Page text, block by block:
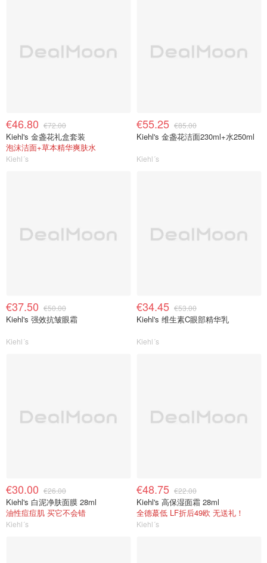
€46.80 €72.00
Kiehl's 金盏花礼盒套装
泡沫洁面+草本精华爽肤水
Kiehl´s
€55.25 €85.00
Kiehl's 金盏花洁面230ml+水250ml
Kiehl´s
€37.50 €50.00
Kiehl's 强效抗皱眼霜
Kiehl´s
€34.45 €53.00
Kiehl's 维生素C眼部精华乳
Kiehl´s
€30.00 €26.00
Kiehl's 白泥净肤面膜 28ml
油性痘痘肌 买它不会错
Kiehl´s
€48.75 €22.00
Kiehl's 高保湿面霜 28ml
全德蕞低 LF折后49欧 无送礼！
Kiehl´s